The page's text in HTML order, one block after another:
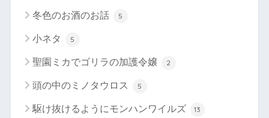
冬色のお酒のお話 5
小ネタ 5
聖園ミカでゴリラの加護令嬢 2
頭の中のミノタウロス 5
駆け抜けるようにモンハンワイルズ 13